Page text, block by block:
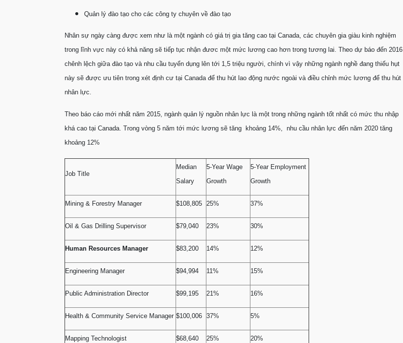
Quản lý đào tạo cho các công ty chuyên về đào tạo
Nhân sự ngày càng được xem như là một ngành có giá trị gia tăng cao tại Canada, các chuyên gia giàu kinh nghiệm
trong lĩnh vực này có khả năng sẽ tiếp tục nhận đươc một mức lương cao hơn trong tương lai. Theo dự báo đến 2016
chênh lệch giữa đào tạo và nhu cầu tuyển dụng lên tới 1,5 triệu người, chính vì vậy những ngành nghề đang thiếu hụt
này sẽ được ưu tiên trong xét định cư tại Canada để thu hút lao động nước ngoài và điều chỉnh mức lương để thu hút
nhân lực.
Theo báo cáo mới nhất năm 2015, ngành quản lý nguồn nhân lực là một trong những ngành tốt nhất có mức thu nhập
khá cao tại Canada. Trong vòng 5 năm tới mức lương sẽ tăng khoảng 14%, nhu cầu nhân lực đến năm 2020 tăng
khoảng 12%
Job Title
Median
Salary
5-Year Wage
Growth
5-Year Employment
Growth
Mining & Forestry Manager $108,805 25% 37%
Oil & Gas Drilling Supervisor $79,040 23% 30%
Human Resources Manager $83,200 14% 12%
Engineering Manager $94,994 11% 15%
Public Administration Director $99,195 21% 16%
Health & Community Service Manager $100,006 37% 5%
Mapping Technologist $68,640 25% 20%